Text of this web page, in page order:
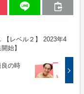
【レベル２】 2023年4
始】
良の時